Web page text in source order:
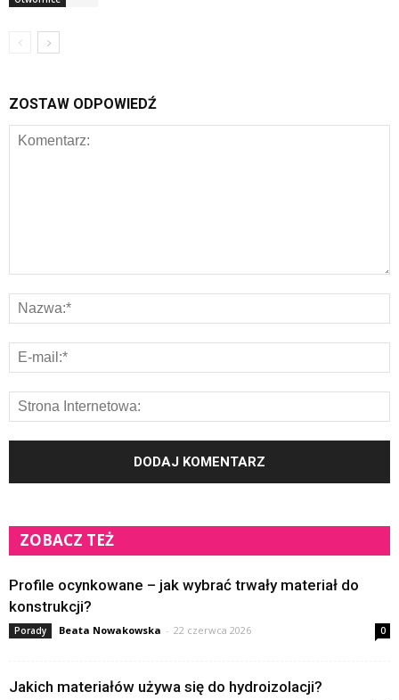
ZOSTAW ODPOWIEDŹ
ZOBACZ TEŻ
Profile ocynkowane – jak wybrać trwały materiał do
konstrukcji?
Porady Beata Nowakowska - 22 czerwca 2026 0
Jakich materiałów używa się do hydroizolacji?